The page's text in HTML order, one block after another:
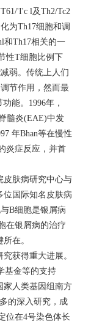
'I'c l及Th2/Tc2
为Th17细胞和调
和Th17相关的一
性T细胞比例下
弱。传统上人们
节作用，然而最
能。1996年，
髓炎(EAE)中发
年Bhan等在慢性
炎症反应，并首
肤病研究中心与
位国际知名皮肤病
B细胞是银屑病
在银屑病的治疗
在。
获得重大进展。
基金等的支持
家人类基因组南方
的深入研究，成
位在4号染色体长